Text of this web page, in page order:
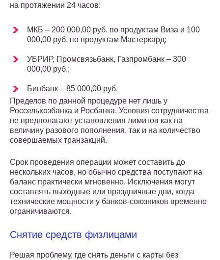
на протяжении 24 часов:
МКБ – 200 000,00 руб. по продуктам Виза и 100
000,00 руб. по продуктам Мастеркард;
УБРИР, Промсвязьбанк, Газпромбанк – 300
000,00 руб.;
Бинбанк – 85 000,00 руб.
Пределов по данной процедуре нет лишь у
Россельхозбанка и Росбанка. Условия сотрудничества
не предполагают установления лимитов как на
величину разового пополнения, так и на количество
совершаемых транзакций.
Срок проведения операции может составить до
нескольких часов, но обычно средства поступают на
баланс практически мгновенно. Исключения могут
составлять выходные или праздничные дни, когда
технические мощности у банков-союзников временно
ограничиваются.
Снятие средств физлицами
Решая проблему, где снять деньги с карты без